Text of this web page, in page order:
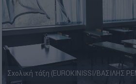
Σχολική τάξη (EUROKINISSI/ΒΑΣΙΛΗΣ